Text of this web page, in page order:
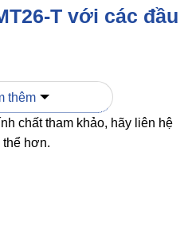
T với các đầu
KHẢ NĂNG MỞ
thêm
chất tham khảo, hãy liên hệ
thể hơn.